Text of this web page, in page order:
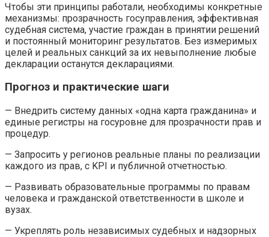
Чтобы эти принципы работали, необходимы конкретные
механизмы: прозрачность госуправления, эффективная
судебная система, участие граждан в принятии решений
и постоянный мониторинг результатов. Без измеримых
целей и реальных санкций за их невыполнение любые
декларации останутся декларациями.
Прогноз и практические шаги
— Внедрить систему данных «одна карта гражданина» и
единые регистры на госуровне для прозрачности прав и
процедур.
— Запросить у регионов реальные планы по реализации
каждого из прав, с KPI и публичной отчетностью.
— Развивать образовательные программы по правам
человека и гражданской ответственности в школе и
вузах.
— Укреплять роль независимых судебных и надзорных